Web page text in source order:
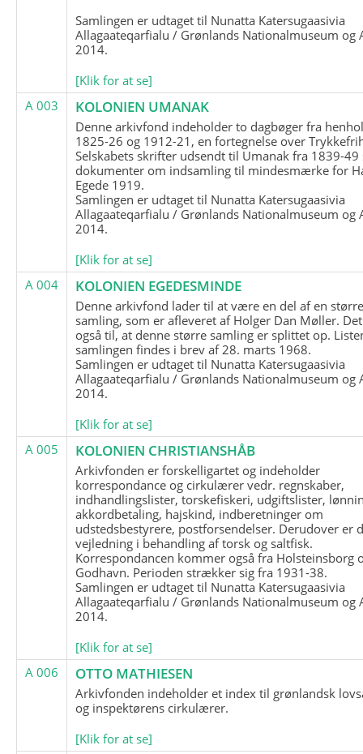
Samlingen er udtaget til Nunatta Katersugaasivia
Allagaateqarfialu / Grønlands Nationalmuseum og
2014.
[Klik for at se]
A 003
KOLONIEN UMANAK
Denne arkivfond indeholder to dagbøger fra
1825-26 og 1912-21, en fortegnelse over
Selskabets skrifter udsendt til Umanak fra 1839-49
dokumenter om indsamling til mindesmærke for
Egede 1919.
Samlingen er udtaget til Nunatta Katersugaasivia
Allagaateqarfialu / Grønlands Nationalmuseum og
2014.
[Klik for at se]
A 004
KOLONIEN EGEDESMINDE
Denne arkivfond lader til at være en del af en
samling, som er afleveret af Holger Dan Møller.
også til, at denne større samling er splittet op.
samlingen findes i brev af 28. marts 1968.
Samlingen er udtaget til Nunatta Katersugaasivia
Allagaateqarfialu / Grønlands Nationalmuseum og
2014.
[Klik for at se]
A 005
KOLONIEN CHRISTIANSHÅB
Arkivfonden er forskelligartet og indeholder
korrespondance og cirkulærer vedr. regnskaber,
indhandlingslister, torskefiskeri, udgiftslister,
akkordbetaling, hajskind, indberetninger om
udstedsbestyrere, postforsendelser. Derudover er
vejledning i behandling af torsk og saltfisk.
Korrespondancen kommer også fra Holsteinsborg
Godhavn. Perioden strækker sig fra 1931-38.
Samlingen er udtaget til Nunatta Katersugaasivia
Allagaateqarfialu / Grønlands Nationalmuseum og
2014.
[Klik for at se]
A 006
OTTO MATHIESEN
Arkivfonden indeholder et index til grønlandsk
og inspektørens cirkulærer.
[Klik for at se]